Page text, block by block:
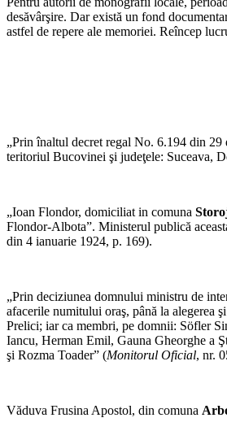
desăvârşire. Dar există un fond
astfel de repere ale memoriei. Reîncep
„Prin înaltul decret regal No. 6.194 din
teritoriul Bucovinei şi judeţele: Suceava,
„Ioan Flondor, domiciliat in comuna
Flondor-Albota”. Ministerul publică
din 4 ianuarie 1924, p. 169).
„Prin deciziunea domnului ministru de
afacerile numitului oraş, până la alegerea
Prelici; iar ca membri, pe domnii: Söfler
Iancu, Herman Emil, Gauna Gheorghe a
şi Rozma Toader” (Monitorul Oficial, nr.
Văduva Frusina Apostol, din comuna